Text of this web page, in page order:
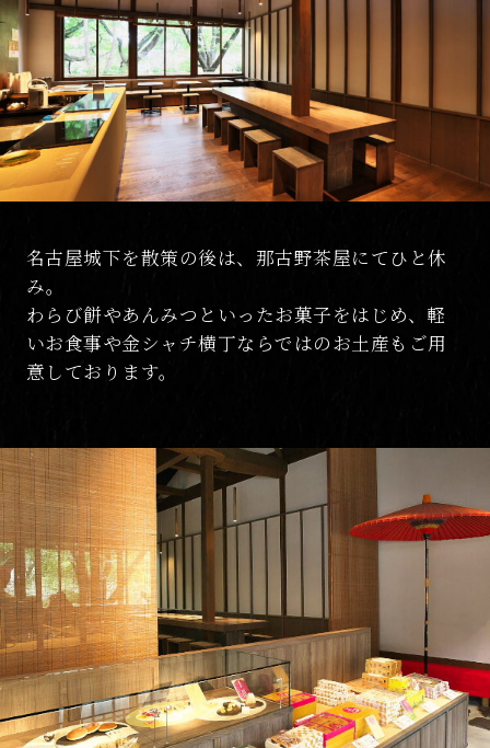
名古屋城下を散策の後は、那古野茶屋にてひと休
み。
わらび餅やあんみつといったお菓子をはじめ、軽
いお食事や金シャチ横丁ならではのお土産もご用
意しております。